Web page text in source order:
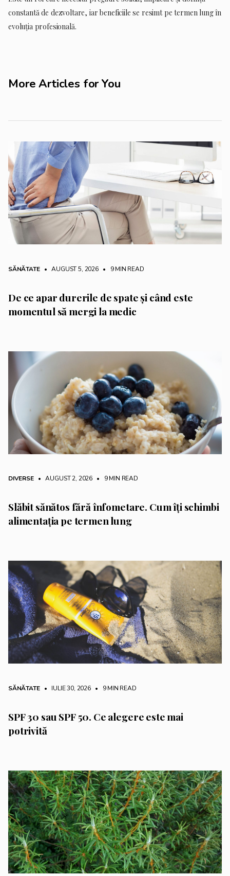
constantă de dezvoltare, iar beneficiile se resimt pe termen lung în
evoluția profesională.
More Articles for You
SĂNĂTATE • AUGUST 5, 2026 • 9 MIN READ
De ce apar durerile de spate și când este
momentul să mergi la medic
DIVERSE • AUGUST 2, 2026 • 9 MIN READ
Slăbit sănătos fără înfometare. Cum îți schimbi
alimentația pe termen lung
SĂNĂTATE • IULIE 30, 2026 • 9 MIN READ
SPF 30 sau SPF 50. Ce alegere este mai
potrivită